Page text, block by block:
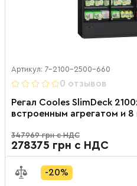
Артикул: 7-2100-2500-660
0 отзывов
Регал Cooles SlimDeck
встроенным агрегатом и 8
347969 грн с НДС
278375 грн с НДС
-20%